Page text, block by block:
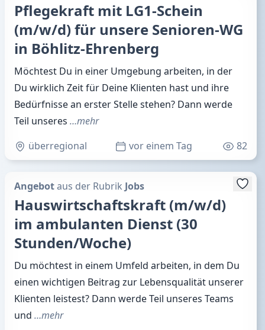
Pflegekraft mit LG1-Schein
(m/w/d) für unsere Senioren-WG
in Böhlitz-Ehrenberg
Möchtest Du in einer Umgebung arbeiten, in der
Du wirklich Zeit für Deine Klienten hast und ihre
Bedürfnisse an erster Stelle stehen? Dann werde
Teil unseres …mehr
überregional
vor einem Tag 82
Angebotaus der Rubrik Jobs
Hauswirtschaftskraft (m/w/d)
im ambulanten Dienst (30
Stunden/Woche)
Du möchtest in einem Umfeld arbeiten, in dem Du
einen wichtigen Beitrag zur Lebensqualität unserer
Klienten leistest? Dann werde Teil unseres Teams
und …mehr